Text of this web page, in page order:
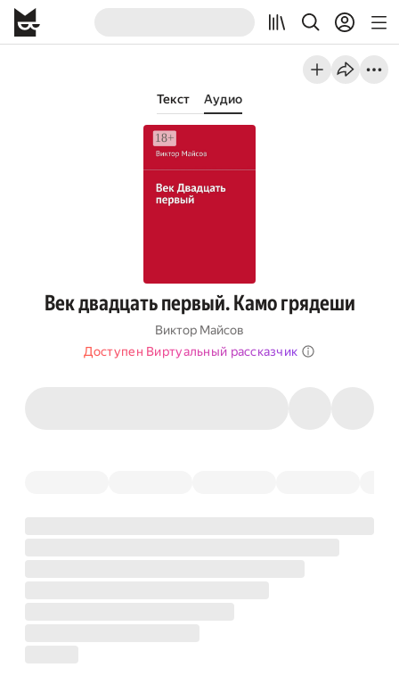
Текст Аудио
Век двадцать первый. Камо грядеши
Виктор Майсов
Доступен Виртуальный рассказчик